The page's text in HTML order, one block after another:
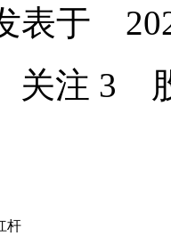
表于
关注 3
杆